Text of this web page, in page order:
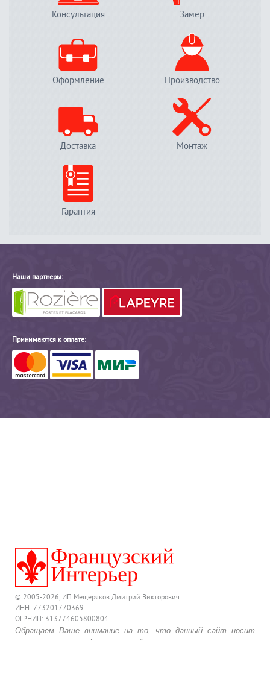
Консультация Замер
Оформление Производство
Доставка Монтаж
Гарантия
Наши партнеры:
Принимаются к оплате:
© 2005-2026, ИП Мещеряков Дмитрий Викторович
ИНН: 773201770369
ОГРНИП: 313774605800804
Обращаем Ваше внимание на то, что данный сайт носит
исключительно информационный характер и ни при каких